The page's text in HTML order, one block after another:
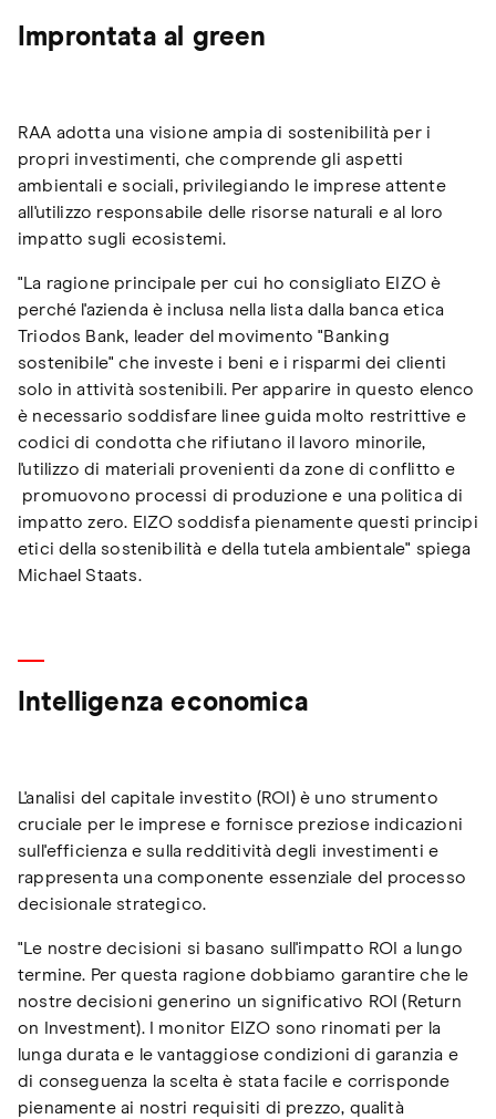
Improntata al green
RAA adotta una visione ampia di sostenibilità per i
propri investimenti, che comprende gli aspetti
ambientali e sociali, privilegiando le imprese attente
all'utilizzo responsabile delle risorse naturali e al loro
impatto sugli ecosistemi.
"La ragione principale per cui ho consigliato EIZO è
perché l'azienda è inclusa nella lista dalla banca etica
Triodos Bank, leader del movimento "Banking
sostenibile" che investe i beni e i risparmi dei clienti
solo in attività sostenibili. Per apparire in questo elenco
è necessario soddisfare linee guida molto restrittive e
codici di condotta che rifiutano il lavoro minorile,
l'utilizzo di materiali provenienti da zone di conflitto e
promuovono processi di produzione e una politica di
impatto zero. EIZO soddisfa pienamente questi principi
etici della sostenibilità e della tutela ambientale" spiega
Michael Staats.
Intelligenza economica
L'analisi del capitale investito (ROI) è uno strumento
cruciale per le imprese e fornisce preziose indicazioni
sull'efficienza e sulla redditività degli investimenti e
rappresenta una componente essenziale del processo
decisionale strategico.
"Le nostre decisioni si basano sull'impatto ROI a lungo
termine. Per questa ragione dobbiamo garantire che le
nostre decisioni generino un significativo ROI (Return
on Investment). I monitor EIZO sono rinomati per la
lunga durata e le vantaggiose condizioni di garanzia e
di conseguenza la scelta è stata facile e corrisponde
pienamente ai nostri requisiti di prezzo, qualità